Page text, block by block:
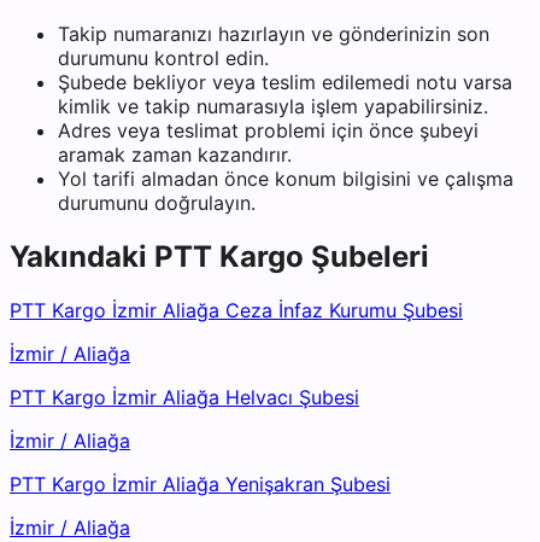
Takip numaranızı hazırlayın ve gönderinizin son
durumunu kontrol edin.
Şubede bekliyor veya teslim edilemedi notu varsa
kimlik ve takip numarasıyla işlem yapabilirsiniz.
Adres veya teslimat problemi için önce şubeyi
aramak zaman kazandırır.
Yol tarifi almadan önce konum bilgisini ve çalışma
durumunu doğrulayın.
Yakındaki PTT Kargo Şubeleri
PTT Kargo İzmir Aliağa Ceza İnfaz Kurumu Şubesi
İzmir / Aliağa
PTT Kargo İzmir Aliağa Helvacı Şubesi
İzmir / Aliağa
PTT Kargo İzmir Aliağa Yenişakran Şubesi
İzmir / Aliağa